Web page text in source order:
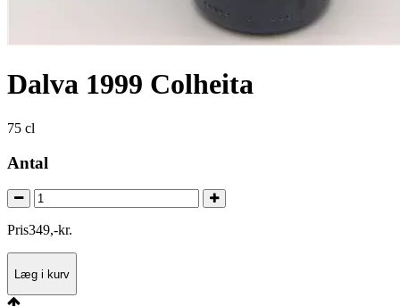
Dalva 1999 Colheita
75 cl
Antal
Pris349,-kr.
Læg i kurv